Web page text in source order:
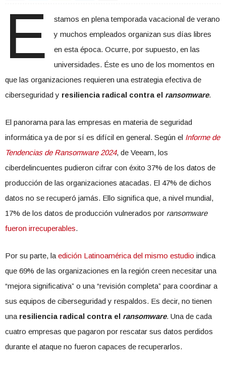
E
stamos en plena temporada vacacional de verano
y muchos empleados organizan sus días libres
en esta época. Ocurre, por supuesto, en las
universidades. Éste es uno de los momentos en
que las organizaciones requieren una estrategia efectiva de
ciberseguridad y resiliencia radical contra el ransomware.
El panorama para las empresas en materia de seguridad
informática ya de por sí es difícil en general. Según el Informe de
Tendencias de Ransomware 2024, de Veeam, los
ciberdelincuentes pudieron cifrar con éxito 37% de los datos de
producción de las organizaciones atacadas. El 47% de dichos
datos no se recuperó jamás. Ello significa que, a nivel mundial,
17% de los datos de producción vulnerados por ransomware
fueron irrecuperables.
Por su parte, la edición Latinoamérica del mismo estudio indica
que 69% de las organizaciones en la región creen necesitar una
“mejora significativa” o una “revisión completa” para coordinar a
sus equipos de ciberseguridad y respaldos. Es decir, no tienen
una resiliencia radical contra el ransomware. Una de cada
cuatro empresas que pagaron por rescatar sus datos perdidos
durante el ataque no fueron capaces de recuperarlos.